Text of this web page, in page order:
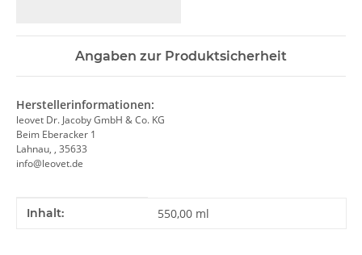
Angaben zur Produktsicherheit
Herstellerinformationen:
leovet Dr. Jacoby GmbH & Co. KG
Beim Eberacker 1
Lahnau, , 35633
info@leovet.de
Produkteigenschaft
Wert
Inhalt: 550,00 ml